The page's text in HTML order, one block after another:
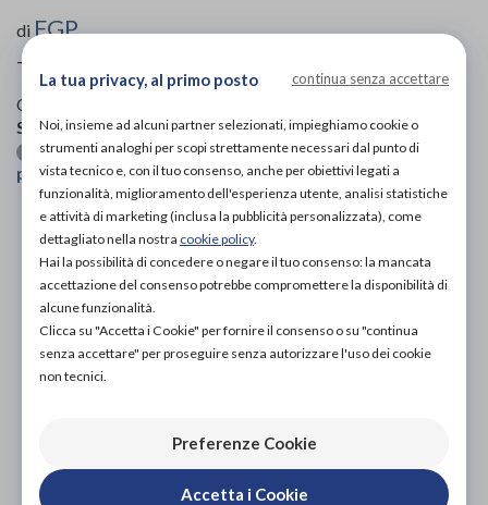
di FGP
Talloniera in silicone
Codice OTGP:
S07| Codice Nomenclatore tariffario:06.12.03
Ortesi per piede | Categoria:Calzature ortopediche e
plantari»Talloniere
PROVA E ACQUISTA IN NEGOZIO
NON DISPONIBILE
PROVA E NOLEGGIA IN NEGOZIO
NON DISPONIBILE
ACQUISTA ONLINE
DA25,00€
La tua privacy, al primo posto continua senza accettare
Noi, insieme ad alcuni partner selezionati, impieghiamo cookie o
strumenti analoghi per scopi strettamente necessari dal punto di
vista tecnico e, con il tuo consenso, anche per obiettivi legati a
funzionalità, miglioramento dell'esperienza utente, analisi statistiche
e attività di marketing (inclusa la pubblicità personalizzata), come
dettagliato nella nostra cookie policy.
Hai la possibilità di concedere o negare il tuo consenso: la mancata
accettazione del consenso potrebbe compromettere la disponibilità di
alcune funzionalità.
Clicca su "Accetta i Cookie" per fornire il consenso o su "continua
senza accettare" per proseguire senza autorizzare l'uso dei cookie
non tecnici.
Preferenze Cookie
Accetta i Cookie